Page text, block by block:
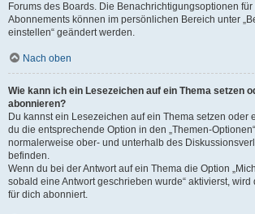
Forums des Boards. Die Benachrichtigungsoptionen
Abonnements können im persönlichen Bereich unter
einstellen“ geändert werden.
Nach oben
Wie kann ich ein Lesezeichen auf ein Thema setzen
abonnieren?
Du kannst ein Lesezeichen auf ein Thema setzen oder
du die entsprechende Option in den „Themen-
normalerweise ober- und unterhalb des
befinden.
Wenn du bei der Antwort auf ein Thema die Option
sobald eine Antwort geschrieben wurde“ aktivierst,
für dich abonniert.